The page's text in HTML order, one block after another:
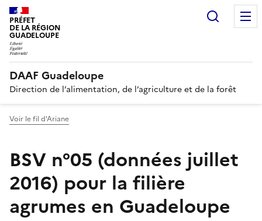
PRÉFET
DE LA RÉGION
GUADELOUPE
DAAF Guadeloupe
Direction de l’alimentation, de l’agriculture et de la forêt
Voir le fil d'Ariane
BSV n°05 (données juillet
2016) pour la filière
agrumes en Guadeloupe